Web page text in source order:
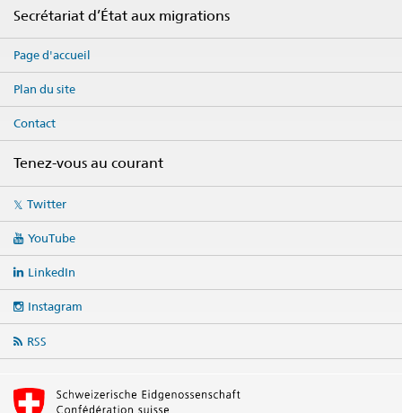
Secrétariat d’État aux migrations
Page d'accueil
Plan du site
Contact
Tenez-vous au courant
mediaTwitter
YouTube
LinkedIn
Instagram
RSS